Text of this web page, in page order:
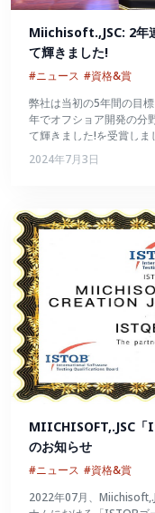
Miichisoft.,JSC: 2年
て輝きました!
#ニュース #資格&賞
弊社は当初の5年間の目
年でオフショア開発の分
て輝きました!を受賞し
新を続け、数々の試練を
しょう。
2024年7月3日
MIICHISOFT,.JSC「
のお知らせ
#ニュース #資格&賞
2022年07月、